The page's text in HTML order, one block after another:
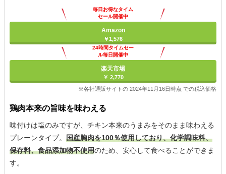
毎日お得なタイム
セール開催中
Amazon
￥1,576
24時間タイムセー
ル毎日開催中
楽天市場
￥ 2,770
※各社通販サイトの 2024年11月16日時点 での税込価格
鶏肉本来の旨味を味わえる
味付けは塩のみですが、チキン本来のうまみをそのまま味わえる
プレーンタイプ。 国産胸肉を100％使用しており、化学調味料、
保存料、食品添加物不使用のため、安心して食べることができま
す。